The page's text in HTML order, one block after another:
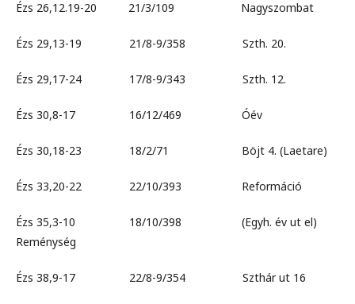
Ézs 26,12.19-20 21/3/109 Nagyszombat
Ézs 29,13-19 21/8-9/358 Szth. 20.
Ézs 29,17-24 17/8-9/343 Szth. 12.
Ézs 30,8-17 16/12/469 Óév
Ézs 30,18-23 18/2/71 Böjt 4. (Laetare)
Ézs 33,20-22 22/10/393 Reformáció
Ézs 35,3-10 18/10/398 (Egyh. év ut el)
Reménység
Ézs 38,9-17 22/8-9/354 Szthár ut 16